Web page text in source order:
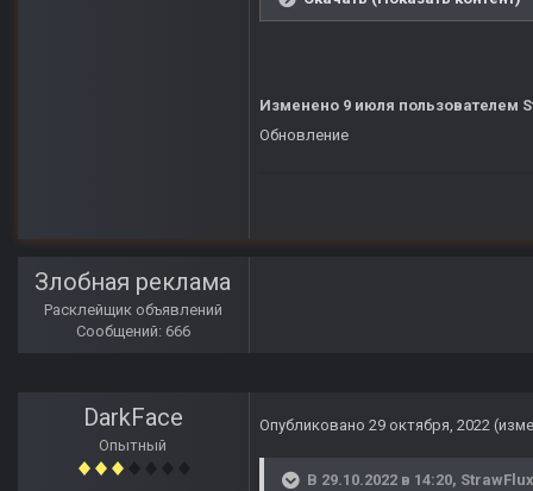
Изменено 9 июля пользователем
Обновление
Злобная реклама
Расклейщик объявлений
Сообщений: 666
DarkFace
Опытный
Опубликовано 29 октября, 2022
В 29.10.2022 в 14:20, StrawFlux